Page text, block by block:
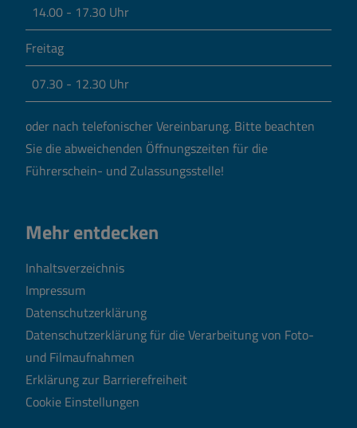
14.00 - 17.30 Uhr
Freitag
07.30 - 12.30 Uhr
oder nach telefonischer Vereinbarung. Bitte beachten
Sie die abweichenden Öffnungszeiten für die
Führerschein- und Zulassungsstelle!
Mehr entdecken
Inhaltsverzeichnis
Impressum
Datenschutzerklärung
Datenschutzerklärung für die Verarbeitung von Foto-
und Filmaufnahmen
Erklärung zur Barrierefreiheit
Cookie Einstellungen